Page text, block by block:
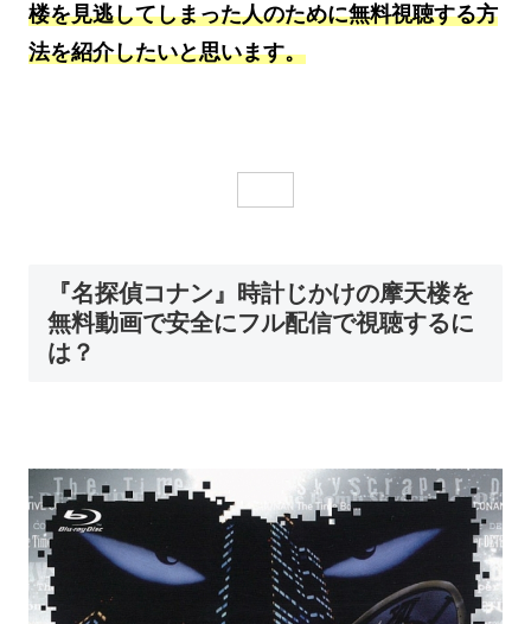
楼を見逃してしまった人のために無料視聴する方
法を紹介したいと思います。
『名探偵コナン』時計じかけの摩天楼を
無料動画で安全にフル配信で視聴するに
は？